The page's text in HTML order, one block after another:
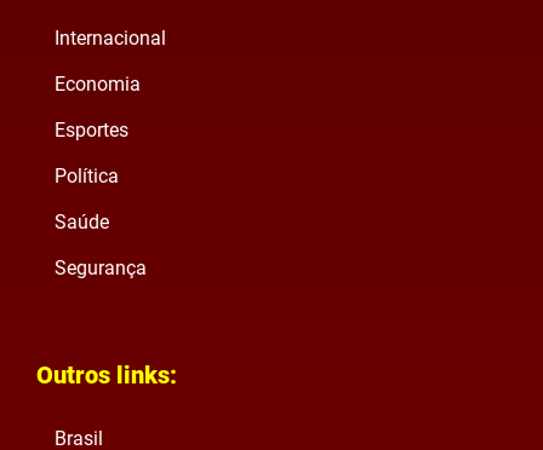
Internacional
Economia
Esportes
Política
Saúde
Segurança
Outros links:
Brasil